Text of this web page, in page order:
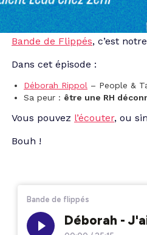
Bande de Flippés, c’est
Dans cet épisode :
Déborah Rippol – People &
Sa peur : être une RH
Vous pouvez l’écouter, ou
Bouh !